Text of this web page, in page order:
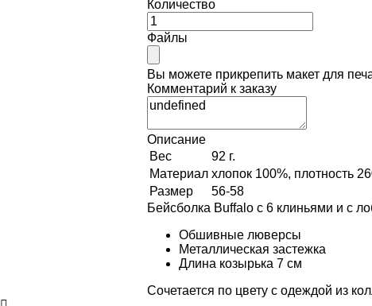
Количество
Файлы
Вы можете прикрепить макет для
Комментарий к заказу
Описание
Вес
92 г.
Материал хлопок 100%, плотность
Размер
56-58
Бейсболка Buffalo с 6 клиньями и с
Обшивные люверсы
Металлическая застежка
Длина козырька 7 см
Сочетается по цвету с одеждой из